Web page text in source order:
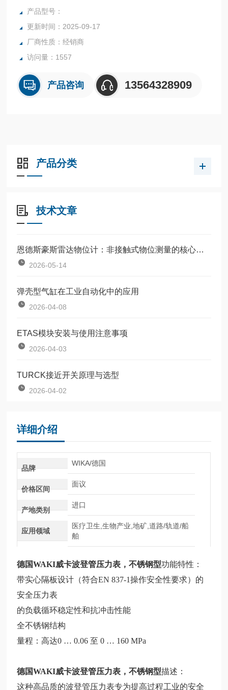
带可充液外壳，可用于具有高动态压力脉冲或振动的应用场合
用于测量腐蚀性的，不粘滞和不结晶的气体和液态介质的压
力，也适用于腐蚀性环境
石油天然气工业、化工和石化工业、电力工程、水和废水技术
产品型号：
更新时间：2025-09-17
厂商性质：经销商
访问量：1557
产品咨询 13564328909
产品分类
技术文章
恩德斯豪斯雷达物位计：非接触式物位测量的核心设备
2026-05-14
弹壳型气缸在工业自动化中的应用
2026-04-08
ETAS模块安装与使用注意事项
2026-04-03
TURCK接近开关原理与选型
2026-04-02
详细介绍
品牌
WIKA/德国
价格区间
面议
产地类别
进口
应用领域
医疗卫生,生物产业,地矿,道路/轨道/船
舶
德国WAKI威卡波登管压力表 ，不锈钢型功能特性：
带实心隔板设计（符合EN 837-1操作安全性要求）的
安全压力表
的负载循环稳定性和抗冲击性能
全不锈钢结构
量程：高达0 … 0.06 至 0 … 160 MPa
德国WAKI威卡波登管压力表 ，不锈钢型描述：
这种高品质的波登管压力表专为提高过程工业的安全